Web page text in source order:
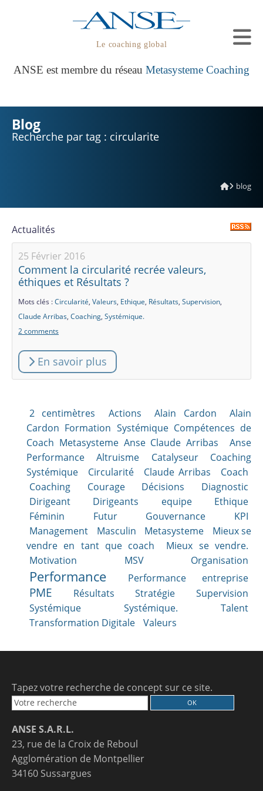
Le coaching global
ANSE est membre du réseau Metasysteme Coaching
Blog
Recherche par tag : circularite
blog
Actualités
25 Février 2016
Comment la circularité recrée valeurs,
éthiques et Résultats ?
Mots clés :Circularité, Valeurs, Ethique, Résultats, Supervision,
Claude Arribas, Coaching, Systémique.
2 comments
En savoir plus
2 centimètres Actions Alain Cardon
Alain
Cardon Formation Systémique Compétences de
Coach Metasysteme Anse Claude Arribas
Anse
Performance Altruisme Catalyseur Coaching
Systémique
Circularité Claude Arribas
Coach
Coaching
Courage Décisions
Diagnostic
Dirigeant
Dirigeants equipe
Ethique
Féminin
Futur Gouvernance
KPI
Management
Masculin Metasysteme
Mieux se
vendre en tant que coach
Mieux se vendre.
Motivation
MSV Organisation
Performance Performance entreprise
PME Résultats Stratégie
Supervision
Systémique
Systémique.
Talent
Transformation Digitale
Valeurs
Tapez votre recherche de concept sur ce site.
ANSE S.A.R.L.
23, rue de la Croix de Reboul
Agglomération de Montpellier
34160 Sussargues